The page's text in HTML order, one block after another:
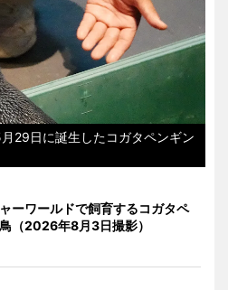
29日に誕生したコガタペンギン
ーワールドで飼育するコガタペ
（2026年8月3日撮影）